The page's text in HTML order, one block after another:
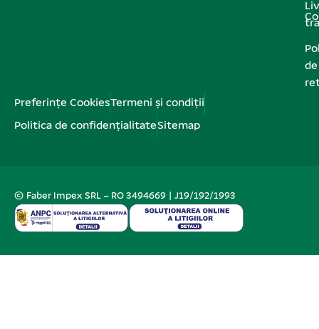
de
Preferințe CookiesTermeni și condiții
Politica de confidențialitateSitemap
© Faber Impex SRL – RO 3494669 | J19/192/1993